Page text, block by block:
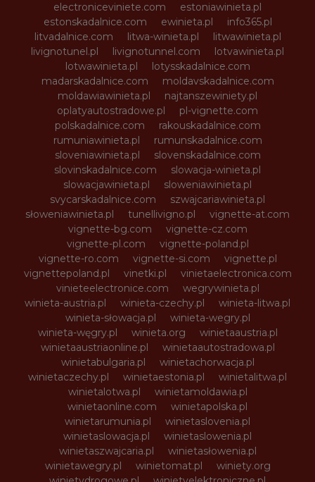
electroniceviniete.com
estoniawinieta.pl
estonskadalnice.com
ewinieta.pl
info365.pl
litvadalnice.com
litwa-winieta.pl
litwawinieta.pl
livignotunel.pl
livignotunnel.com
lotvawinieta.pl
lotwawinieta.pl
lotysskadalnice.com
madarskadalnice.com
moldavskadalnice.com
moldawiawinieta.pl
najtanszewiniety.pl
oplatyautostradowe.pl
pl-vignette.com
polskadalnice.com
rakouskadalnice.com
rumuniawinieta.pl
rumunskadalnice.com
sloveniawinieta.pl
slovenskadalnice.com
slovinskadalnice.com
slowacja-winieta.pl
slowacjawinieta.pl
sloweniawinieta.pl
svycarskadalnice.com
szwajcariawinieta.pl
słoweniawinieta.pl
tunellivigno.pl
vignette-at.com
vignette-bg.com
vignette-cz.com
vignette-pl.com
vignette-poland.pl
vignette-ro.com
vignette-si.com
vignette.pl
vignettepoland.pl
vinetki.pl
vinietaelectronica.com
vinieteelectronice.com
wegrywinieta.pl
winieta-austria.pl
winieta-czechy.pl
winieta-litwa.pl
winieta-słowacja.pl
winieta-wegry.pl
winieta-węgry.pl
winieta.org
winietaaustria.pl
winietaaustriaonline.pl
winietaautostradowa.pl
winietabulgaria.pl
winietachorwacja.pl
winietaczechy.pl
winietaestonia.pl
winietalitwa.pl
winietalotwa.pl
winietamoldawia.pl
winietaonline.com
winietapolska.pl
winietarumunia.pl
winietaslovenia.pl
winietaslowacja.pl
winietaslowenia.pl
winietaszwajcaria.pl
winietasłowenia.pl
winietawegry.pl
winietomat.pl
winiety.org